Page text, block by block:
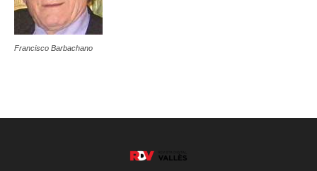
Francisco Barbachano